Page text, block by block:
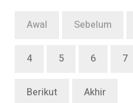
Awal Sebelum
4 5 6 7
Berikut Akhir